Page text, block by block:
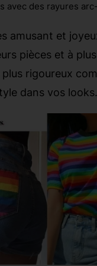
avec des rayures
amusant et
pièces et à
rigoureux
dans vos looks.